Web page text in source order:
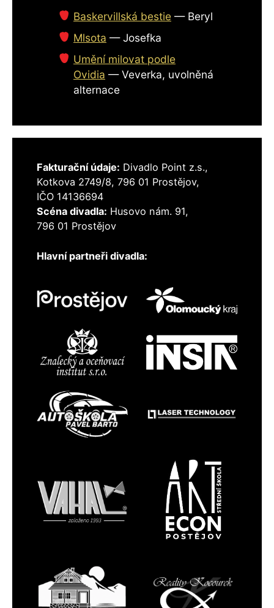
Baskervillská bestie — Beryl
Mlsota —Josefka
Umění milovat podle
Ovidia —Veverka, uvolněná
alternace
Fakturační údaje: Divadlo Point z.s.,
Kotkova 2749/8, 796 01 Prostějov,
IČO 14136694
Scéna divadla: Husovo nám. 91,
796 01 Prostějov
Hlavní partneři divadla: